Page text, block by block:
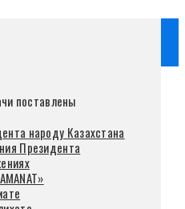
народу Казахстана
Президента
поставлены